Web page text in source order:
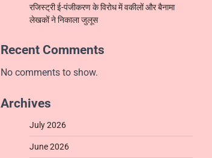
रजिस्ट्री ई-पंजीकरण के विरोध में वकीलों और बैनामा
लेखकों ने निकाला जुलूस
Recent Comments
No comments to show.
Archives
July 2026
June 2026